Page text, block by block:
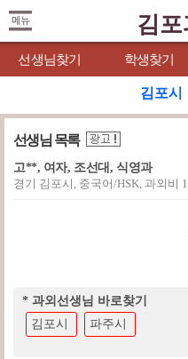
김포
선생님찾기 학생찾기
김포시
선생님 목록
고**, 여자, 조선대, 식영과
경기 김포시, 중국어/HSK, 과외비
* 과외선생님 바로찾기
김포시
파주시